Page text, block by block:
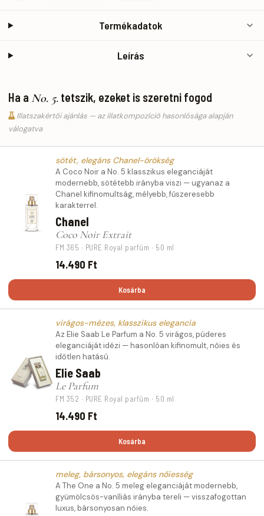
Termékadatok
Leírás
Ha a No. 5. tetszik, ezeket is szeretni fogod
Illatszakértői ajánlás — az illatkompozíció hasonlósága alapján
válogatva
sötét, elegáns Chanel-örökség
A Coco Noir a No. 5 klasszikus eleganciáját
modernebb, sötétebb irányba viszi — ugyanaz a
Chanel kifinomultság, mélyebb, fűszeresebb
karakterrel.
Chanel
Coco Noir Extrait
FM 365 · PURE Royal parfüm · 50 ml
14.490 Ft
Kosárba
virágos-mézes, klasszikus elegancia
Az Elie Saab Le Parfum a No. 5 virágos, púderes
eleganciáját idézi — hasonlóan kifinomult, nőies és
időtlen hatású.
Elie Saab
Le Parfum
FM 352 · PURE Royal parfüm · 50 ml
14.490 Ft
Kosárba
meleg, bársonyos, elegáns nőiesség
A The One a No. 5 meleg eleganciáját modernebb,
gyümölcsös-vaníliás irányba tereli — visszafogottan
luxus, bársonyosan nőies.